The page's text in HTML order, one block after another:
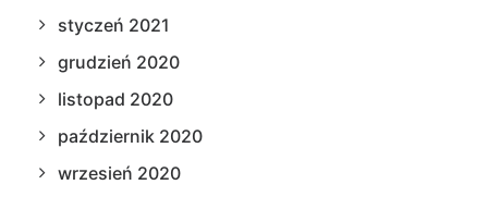
styczeń 2021
grudzień 2020
listopad 2020
październik 2020
wrzesień 2020